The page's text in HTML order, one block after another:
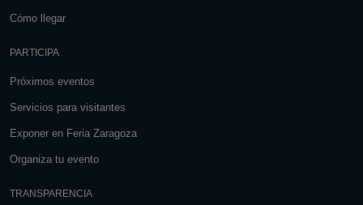
Cómo llegar
PARTICIPA
Próximos eventos
Servicios para visitantes
Exponer en Feria Zaragoza
Organiza tu evento
TRANSPARENCIA